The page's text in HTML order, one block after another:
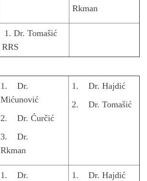
Rkman
1. Dr. Tomašić
RRS
1. Dr.
Mićunović
2. Dr. Ćurčić
3. Dr.
Rkman
1. Dr. Hajdić
2. Dr. Tomašić
1. Dr.
1. Dr. Hajdić